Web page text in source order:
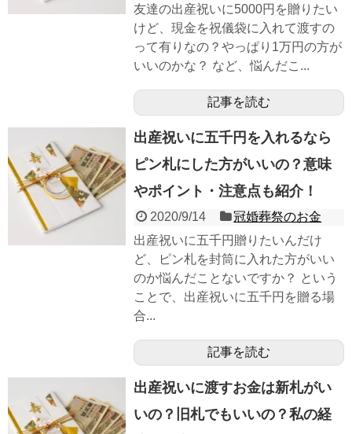
友達の出産祝いに5000円を贈りたい
けど、現金を祝儀袋に入れて渡すの
って有りなの？やっぱり1万円の方が
いいのかな？ など、悩んだこ...
記事を読む
出産祝いに五千円を入れるなら
ピン札にした方がいいの？意味
やポイント・注意点も紹介！
2020/9/14
冠婚葬祭のお金
出産祝いに五千円贈りたいんだけ
ど、ピン札を封筒に入れた方がいい
のか悩んだことないですか？ という
ことで、出産祝いに五千円を贈る場
合...
記事を読む
出産祝いに渡すお金は新札がい
いの？旧札でもいいの？私の経